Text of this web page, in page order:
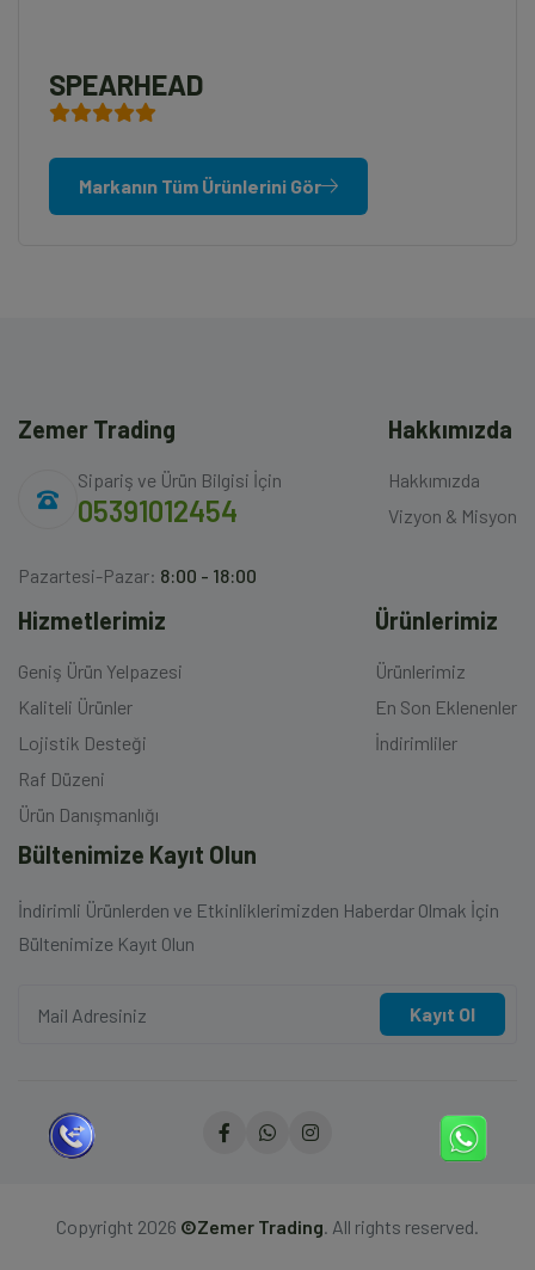
SPEARHEAD
Markanın Tüm Ürünlerini Gör
Zemer Trading
Sipariş ve Ürün Bilgisi İçin
05391012454
Pazartesi-Pazar: 8:00 - 18:00
Hakkımızda
Hakkımızda
Vizyon & Misyon
Hizmetlerimiz
Geniş Ürün Yelpazesi
Kaliteli Ürünler
Lojistik Desteği
Raf Düzeni
Ürün Danışmanlığı
Ürünlerimiz
Ürünlerimiz
En Son Eklenenler
İndirimliler
Bültenimize Kayıt Olun
İndirimli Ürünlerden ve Etkinliklerimizden Haberdar Olmak İçin
Bültenimize Kayıt Olun
Kayıt Ol
Copyright 2026 ©Zemer Trading. All rights reserved.